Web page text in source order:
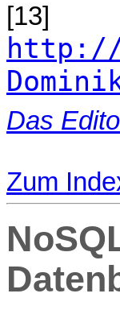
[13]
http://
Das
Zum